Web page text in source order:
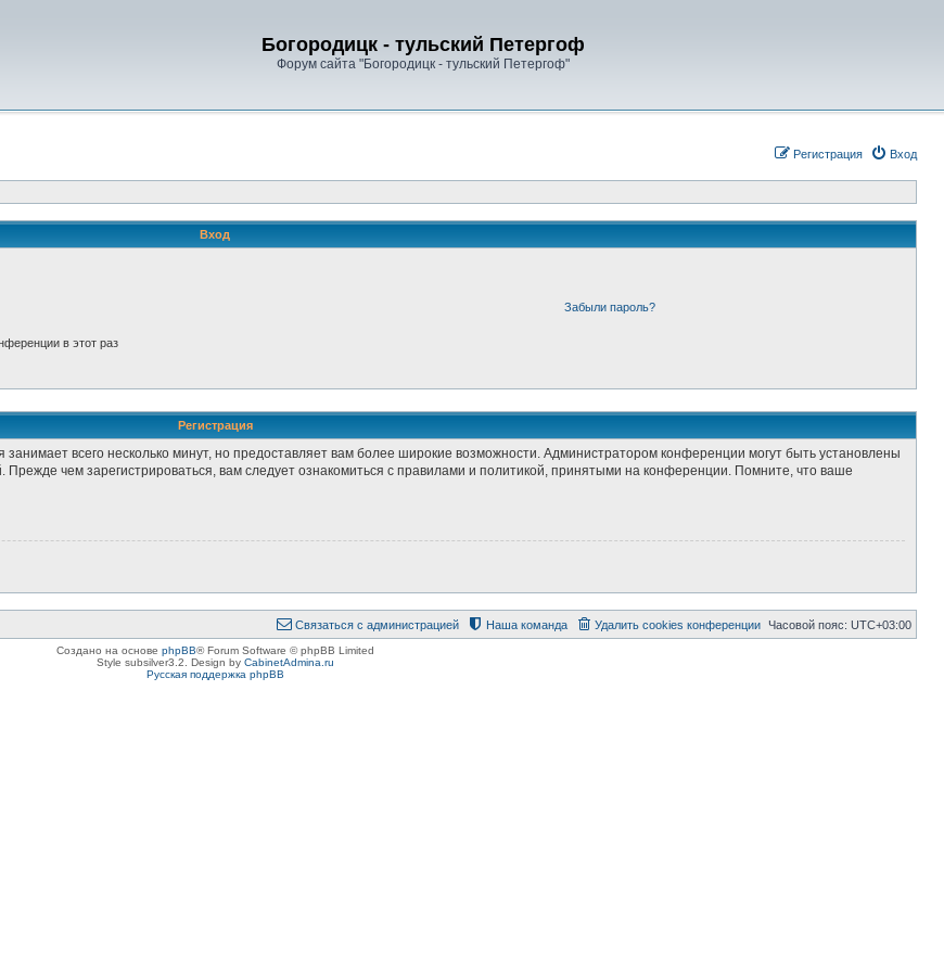
Богородицк - тульский Петергоф
Форум сайта "Богородицк - тульский Петергоф"
Вход
Регистрация
Вход
Забыли пароль?
в этот раз
Регистрация
всего несколько минут, но предоставляет вам более широкие возможности. Администратором конференции могут быть установлены
чем зарегистрироваться, вам следует ознакомиться с правилами и политикой, принятыми на конференции. Помните, что ваше
Часовой пояс: UTC+03:00
Удалить cookies конференции
Наша команда
Связаться с администрацией
Создано на основе phpBB® Forum Software © phpBB Limited
Style subsilver3.2. Design by CabinetAdmina.ru
Русская поддержка phpBB